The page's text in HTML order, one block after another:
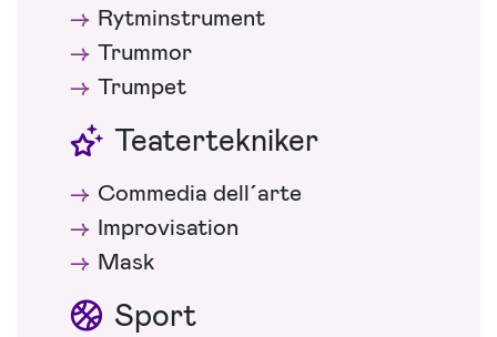
Rytminstrument
Trummor
Trumpet
Teatertekniker
Commedia dell´arte
Improvisation
Mask
Sport